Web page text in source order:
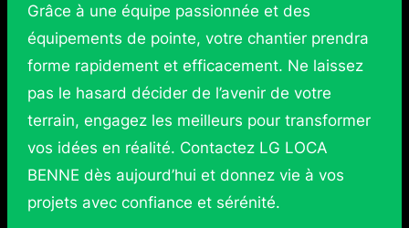
Grâce à une équipe passionnée et des
équipements de pointe, votre chantier prendra
forme rapidement et efficacement. Ne laissez
pas le hasard décider de l’avenir de votre
terrain, engagez les meilleurs pour transformer
vos idées en réalité. Contactez LG LOCA
BENNE dès aujourd’hui et donnez vie à vos
projets avec confiance et sérénité.